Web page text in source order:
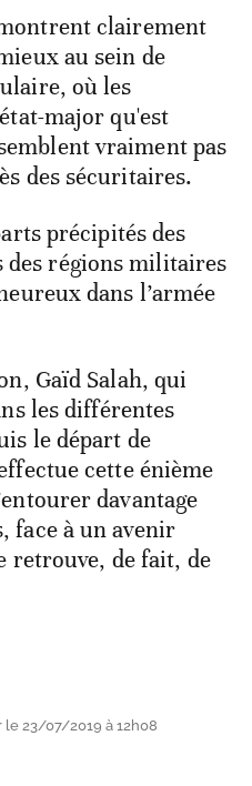
clairement
au sein de
où les
major qu'est
vraiment pas
des sécuritaires.
précipités des
des régions militaires
dans l’armée
Gaïd Salah, qui
les différentes
le départ de
cette énième
davantage
face à un avenir
retrouve, de fait, de
le 23/07/2019 à 12h08